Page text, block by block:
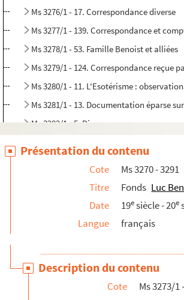
Ms 3276/1 - 17. Correspondance diverse
Ms 3277/1 - 139. Correspondance et
Ms 3278/1 - 53. Famille Benoist et alliées
Ms 3279/1 - 124. Correspondance reçue
Ms 3280/1 - 11. L'Esotérisme :
Ms 3281/1 - 13. Documentation éparse
Ms 3282/1 - 5. Divers
Ms 3293. Francis Bougouin. Cartes à jouer et
Ms 3294. Mélanie Waldor. Correspondance
Ms 3295. Régine Kervarec. Les livres
Présentation du contenu
Cote
Ms 3270 - 3291
Titre
Fonds Luc
Date
19esiècle - 20e
Langue
français
Description du contenu
Cote
Ms 3273/1